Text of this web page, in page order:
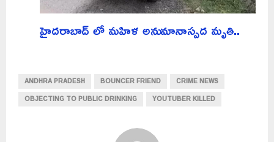
హైదరాబాద్ లో మహిళ అనుమానాస్పద మృతి..
ANDHRA PRADESH BOUNCER FRIEND
CRIME NEWS
OBJECTING TO PUBLIC DRINKING
YOUTUBER KILLED